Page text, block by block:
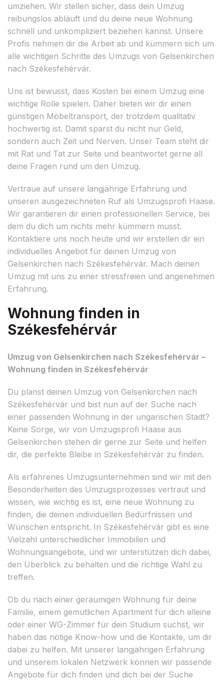
umziehen. Wir stellen sicher, dass dein Umzug
reibungslos abläuft und du deine neue Wohnung
schnell und unkompliziert beziehen kannst. Unsere
Profis nehmen dir die Arbeit ab und kümmern sich um
alle wichtigen Schritte des Umzugs von Gelsenkirchen
nach Székesfehérvár.
Uns ist bewusst, dass Kosten bei einem Umzug eine
wichtige Rolle spielen. Daher bieten wir dir einen
günstigen Möbeltransport, der trotzdem qualitativ
hochwertig ist. Damit sparst du nicht nur Geld,
sondern auch Zeit und Nerven. Unser Team steht dir
mit Rat und Tat zur Seite und beantwortet gerne all
deine Fragen rund um den Umzug.
Vertraue auf unsere langjährige Erfahrung und
unseren ausgezeichneten Ruf als Umzugsprofi Haase.
Wir garantieren dir einen professionellen Service, bei
dem du dich um nichts mehr kümmern musst.
Kontaktiere uns noch heute und wir erstellen dir ein
individuelles Angebot für deinen Umzug von
Gelsenkirchen nach Székesfehérvár. Mach deinen
Umzug mit uns zu einer stressfreien und angenehmen
Erfahrung.
Wohnung finden in
Székesfehérvár
Umzug von Gelsenkirchen nach Székesfehérvár –
Wohnung finden in Székesfehérvár
Du planst deinen Umzug von Gelsenkirchen nach
Székesfehérvár und bist nun auf der Suche nach
einer passenden Wohnung in der ungarischen Stadt?
Keine Sorge, wir von Umzugsprofi Haase aus
Gelsenkirchen stehen dir gerne zur Seite und helfen
dir, die perfekte Bleibe in Székesfehérvár zu finden.
Als erfahrenes Umzugsunternehmen sind wir mit den
Besonderheiten des Umzugsprozesses vertraut und
wissen, wie wichtig es ist, eine neue Wohnung zu
finden, die deinen individuellen Bedürfnissen und
Wünschen entspricht. In Székesfehérvár gibt es eine
Vielzahl unterschiedlicher Immobilien und
Wohnungsangebote, und wir unterstützen dich dabei,
den Überblick zu behalten und die richtige Wahl zu
treffen.
Ob du nach einer geräumigen Wohnung für deine
Familie, einem gemütlichen Apartment für dich alleine
oder einer WG-Zimmer für dein Studium suchst, wir
haben das nötige Know-how und die Kontakte, um dir
dabei zu helfen. Mit unserer langjährigen Erfahrung
und unserem lokalen Netzwerk können wir passende
Angebote für dich finden und dich bei der Suche